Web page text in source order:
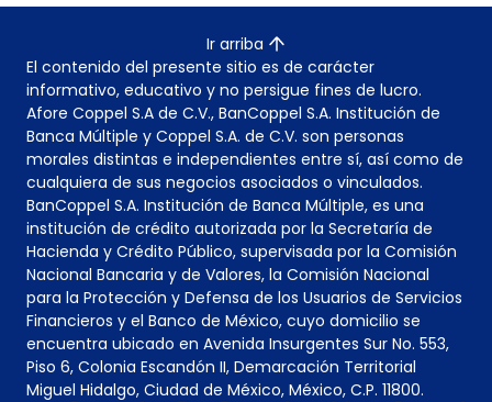
Ir arriba
El contenido del presente sitio es de carácter
informativo, educativo y no persigue fines de lucro.
Afore Coppel S.A de C.V., BanCoppel S.A. Institución de
Banca Múltiple y Coppel S.A. de C.V. son personas
morales distintas e independientes entre sí, así como de
cualquiera de sus negocios asociados o vinculados.
BanCoppel S.A. Institución de Banca Múltiple, es una
institución de crédito autorizada por la Secretaría de
Hacienda y Crédito Público, supervisada por la Comisión
Nacional Bancaria y de Valores, la Comisión Nacional
para la Protección y Defensa de los Usuarios de Servicios
Financieros y el Banco de México, cuyo domicilio se
encuentra ubicado en Avenida Insurgentes Sur No. 553,
Piso 6, Colonia Escandón II, Demarcación Territorial
Miguel Hidalgo, Ciudad de México, México, C.P. 11800.